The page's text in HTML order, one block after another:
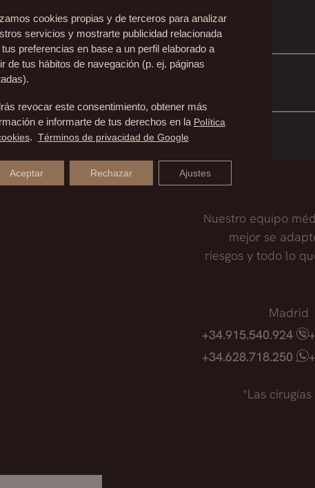
una vez pasado los años.
material inerte y biocompatible, por lo que no sufre
Nuestro equipo
mejor se
riesgos y todo lo
Madrid
+34.915.540.924
+34.628.718.250
*Las
cookies propias y de terceros para analizar
servicios y mostrarte publicidad relacionada
preferencias en base a un perfil elaborado a
de tus hábitos de navegación (p. ej. páginas
revocar este consentimiento, obtener más
e informarte de tus derechos en la Política
. Términos de privacidad de Google
Aceptar Rechazar Ajustes